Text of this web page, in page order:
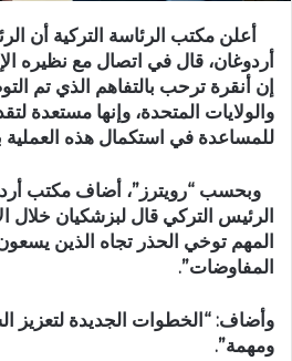
أعلن مكتب الرئاسة التركية أن
أردوغان، قال في اتصال مع نظيره
إن أنقرة ترحب بالتفاهم الذي تم
والولايات المتحدة، وإنها مستعدة
للمساعدة في استكمال هذه
وبحسب “رويترز”، أضاف مكتب
الرئيس التركي قال لبزشكيان خلال
المهم توخي الحذر تجاه الذين
المفاوضات”.
وأضاف: “الخطوات الجديدة لتعزيز
ومهمة”.